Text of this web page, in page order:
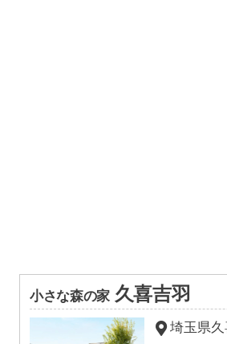
小さな森の家 久喜吉羽
埼玉県